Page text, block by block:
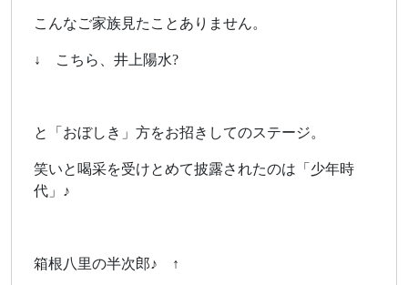
こんなご家族見たことありません。
↓ こちら、井上陽水?
と「おぼしき」方をお招きしてのステージ。
笑いと喝采を受けとめて披露されたのは「少年時
代」♪
箱根八里の半次郎♪ ↑